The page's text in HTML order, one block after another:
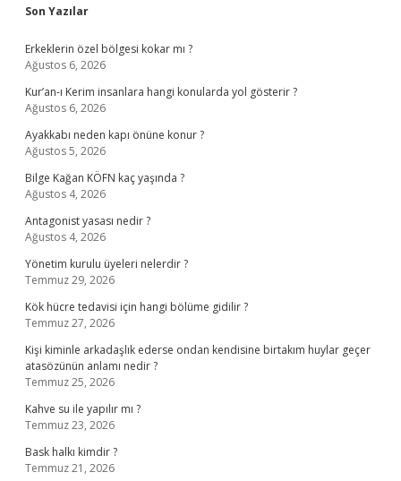
Sidebar
Son Yazılar
Erkeklerin özel bölgesi kokar mı ?
Ağustos 6, 2026
Kur’an-ı Kerim insanlara hangi konularda yol gösterir ?
Ağustos 6, 2026
Ayakkabı neden kapı önüne konur ?
Ağustos 5, 2026
Bilge Kağan KÖFN kaç yaşında ?
Ağustos 4, 2026
Antagonist yasası nedir ?
Ağustos 4, 2026
Yönetim kurulu üyeleri nelerdir ?
Temmuz 29, 2026
Kök hücre tedavisi için hangi bölüme gidilir ?
Temmuz 27, 2026
Kişi kiminle arkadaşlık ederse ondan kendisine birtakım huylar geçer
atasözünün anlamı nedir ?
Temmuz 25, 2026
Kahve su ile yapılır mı ?
Temmuz 23, 2026
Bask halkı kimdir ?
Temmuz 21, 2026